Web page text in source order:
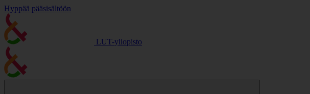
Hyppää pääsisältöön
LUT-yliopisto